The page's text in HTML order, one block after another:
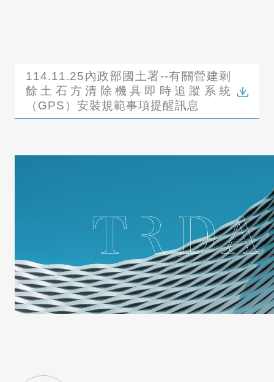
114.11.25內政部國土署--有關營建剩
餘土石方清除機具即時追蹤系統
（GPS）安裝規範事項提醒訊息